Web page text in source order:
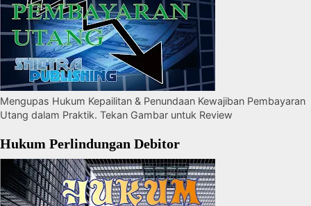
Mengupas Hukum Kepailitan & Penundaan Kewajiban Pembayaran
Utang dalam Praktik. Tekan Gambar untuk Review
Hukum Perlindungan Debitor